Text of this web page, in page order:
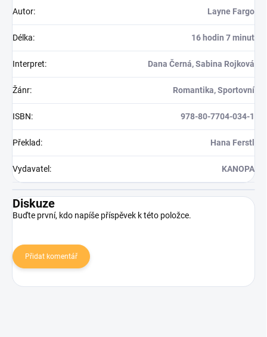
Autor: Layne Fargo
Délka: 16 hodin 7 minut
Interpret: Dana Černá, Sabina Rojková
Žánr: Romantika, Sportovní
ISBN: 978-80-7704-034-1
Překlad: Hana Ferstl
Vydavatel : KANOPA
Diskuze
Buďte první, kdo napíše příspěvek k této položce.
Přidat komentář